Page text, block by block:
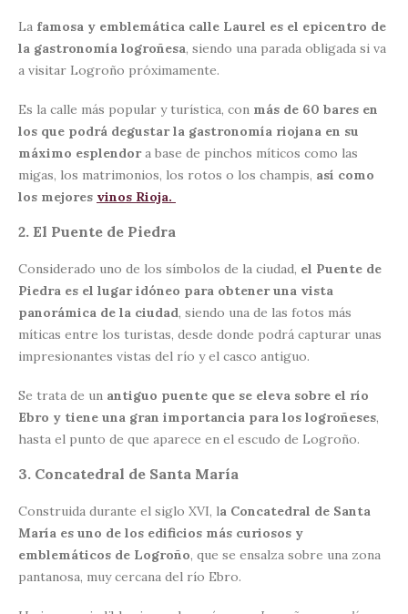
La famosa y emblemática calle Laurel es el epicentro de
la gastronomía logroñesa, siendo una parada obligada si va
a visitar Logroño próximamente.
Es la calle más popular y turística, con más de 60 bares en
los que podrá degustar la gastronomía riojana en su
máximo esplendora base de pinchos míticos como las
migas, los matrimonios, los rotos o los champis, así como
los mejores vinos Rioja.
2. El Puente de Piedra
Considerado uno de los símbolos de la ciudad, el Puente de
Piedra es el lugar idóneo para obtener una vista
panorámica de la ciudad, siendo una de las fotos más
míticas entre los turistas, desde donde podrá capturar unas
impresionantes vistas del río y el casco antiguo.
Se trata de un antiguo puente que se eleva sobre el río
Ebro y tiene una gran importancia para los logroñeses,
hasta el punto de que aparece en el escudo de Logroño.
3. Concatedral de Santa María
Construida durante el siglo XVI, la Concatedral de Santa
María es uno de los edificios más curiosos y
emblemáticos de Logroño, que se ensalza sobre una zona
pantanosa, muy cercana del río Ebro.